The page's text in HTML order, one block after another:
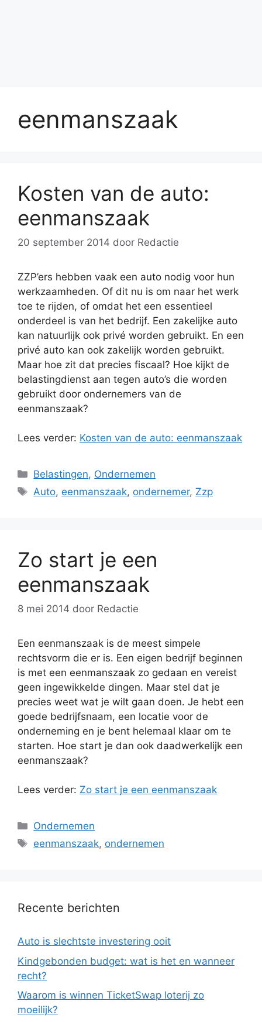
eenmanszaak
Kosten van de auto:
eenmanszaak
20 september 2014 door Redactie
ZZP’ers hebben vaak een auto nodig voor hun
werkzaamheden. Of dit nu is om naar het werk
toe te rijden, of omdat het een essentieel
onderdeel is van het bedrijf. Een zakelijke auto
kan natuurlijk ook privé worden gebruikt. En een
privé auto kan ook zakelijk worden gebruikt.
Maar hoe zit dat precies fiscaal? Hoe kijkt de
belastingdienst aan tegen auto’s die worden
gebruikt door ondernemers van de
eenmanszaak?
Lees verder: Kosten van de auto: eenmanszaak
Categorieën
Belastingen, Ondernemen
Tags
Auto, eenmanszaak, ondernemer, Zzp
Zo start je een
eenmanszaak
8 mei 2014 door Redactie
Een eenmanszaak is de meest simpele
rechtsvorm die er is. Een eigen bedrijf beginnen
is met een eenmanszaak zo gedaan en vereist
geen ingewikkelde dingen. Maar stel dat je
precies weet wat je wilt gaan doen. Je hebt een
goede bedrijfsnaam, een locatie voor de
onderneming en je bent helemaal klaar om te
starten. Hoe start je dan ook daadwerkelijk een
eenmanszaak?
Lees verder: Zo start je een eenmanszaak
Categorieën
Ondernemen
Tags
eenmanszaak, ondernemen
Recente berichten
Auto is slechtste investering ooit
Kindgebonden budget: wat is het en wanneer
recht?
Waarom is winnen TicketSwap loterij zo
moeilijk?